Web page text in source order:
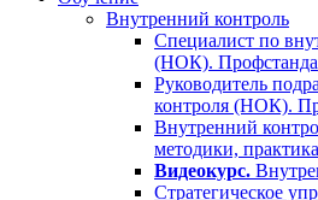
Внутренний контроль
Специалист по
(НОК).
Руководитель
контроля (НОК).
Внутренний
методики, практика
Видеокурс.
Стратегическое